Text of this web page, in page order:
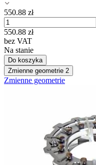
550.88 zł
550.88 zł
bez VAT
Na stanie
Do koszyka
Zmienne geometrie 2
Zmienne geometrie